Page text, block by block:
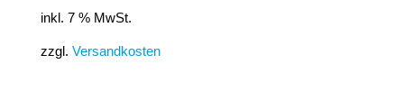
inkl. 7 % MwSt.
zzgl. Versandkosten